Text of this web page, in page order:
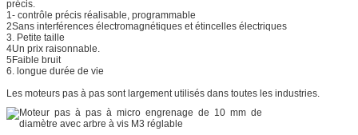
précis.
1- contrôle précis réalisable, programmable
2Sans interférences électromagnétiques et étincelles électriques
3. Petite taille
4Un prix raisonnable.
5Faible bruit
6. longue durée de vie
Les moteurs pas à pas sont largement utilisés dans toutes les industries.